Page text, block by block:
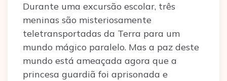
Durante uma excursão escolar, três
meninas são misteriosamente
teletransportadas da Terra para um
mundo mágico paralelo. Mas a paz deste
mundo está ameaçada agora que a
princesa guardiã foi aprisonada e